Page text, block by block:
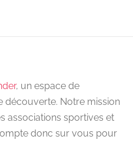
, un espace de
découverte. Notre mission
associations sportives et
donc sur vous pour